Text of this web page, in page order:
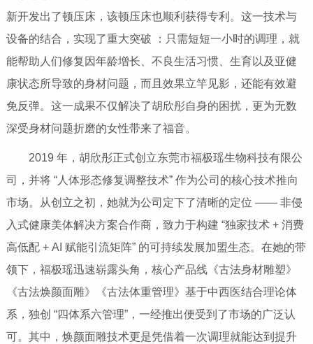
新开发出了顿压床，该顿压床也顺利获得专利。这一技术与
设备的结合，实现了重大突破 ：只需短短一小时的调理，就
能帮助人们修复因年龄增长、不良生活习惯、生育以及亚健
康状态所导致的身材问题，而且效果立竿见影，还能有效避
免反弹。这一成果不仅解决了胡欣彤自身的困扰，更为无数
深受身材问题折磨的女性带来了福音。
2019 年，胡欣彤正式创立东莞市福极瑶生物科技有限公
司，并将 “人体形态修复调整技术” 作为公司的核心技术推向
市场。从创立之初，她就为公司定下了清晰的定位 —— 非侵
入式健康美体解决方案合作商，致力于构建 “独家技术 + 消费
高低配 + AI 赋能引流矩阵” 的可持续发展加盟生态。在她的带
领下，福极瑶迅速崭露头角，核心产品线《古法身材雕塑》
《古法焕颜面雕》《古法体重管理》基于中西医结合理论体
系，独创 “四体系六管理”，一经推出便受到了市场的广泛认
可。其中，焕颜面雕技术更是凭借着一次调理就能达到提升